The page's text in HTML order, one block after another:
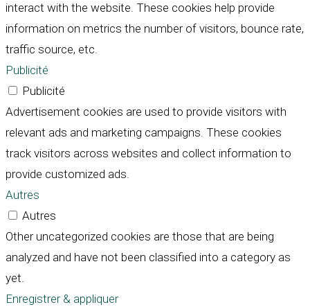
interact with the website. These cookies help provide
information on metrics the number of visitors, bounce rate,
traffic source, etc.
Publicité
Publicité
Advertisement cookies are used to provide visitors with
relevant ads and marketing campaigns. These cookies
track visitors across websites and collect information to
provide customized ads.
Autres
Autres
Other uncategorized cookies are those that are being
analyzed and have not been classified into a category as
yet.
Enregistrer & appliquer